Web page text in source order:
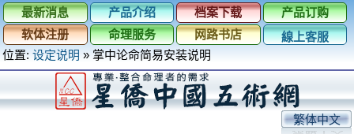
最新消息 产品介绍 档案下载
产品订购
软体注册
命理服务 网路书店
線上客服
位置: 设定说明 » 掌中论命简易安装说明
繁体中文